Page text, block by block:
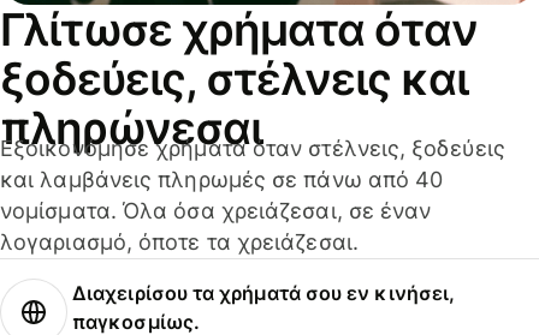
Γλίτωσε χρήματα όταν
ξοδεύεις, στέλνεις και
πληρώνεσαι
Εξοικονόμησε χρήματα όταν στέλνεις, ξοδεύεις
και λαμβάνεις πληρωμές σε πάνω από 40
νομίσματα. Όλα όσα χρειάζεσαι, σε έναν
λογαριασμό, όποτε τα χρειάζεσαι.
Διαχειρίσου τα χρήματά σου εν κινήσει,
παγκοσμίως.